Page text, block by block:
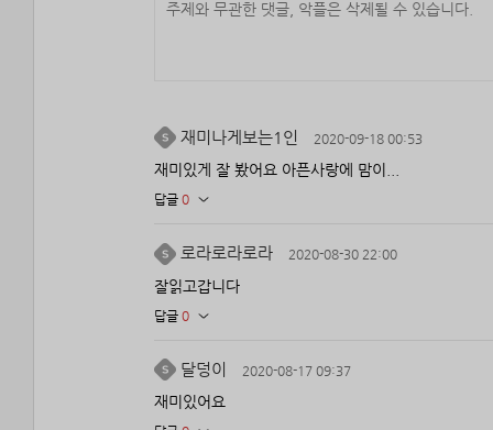
재미나게보는1인 2020-09-18 00:53
재미있게 잘 봤어요 아픈사랑에 맘이...
답글 0
로라로라로라 2020-08-30 22:00
잘읽고갑니다
답글 0
달덩이 2020-08-17 09:37
재미있어요